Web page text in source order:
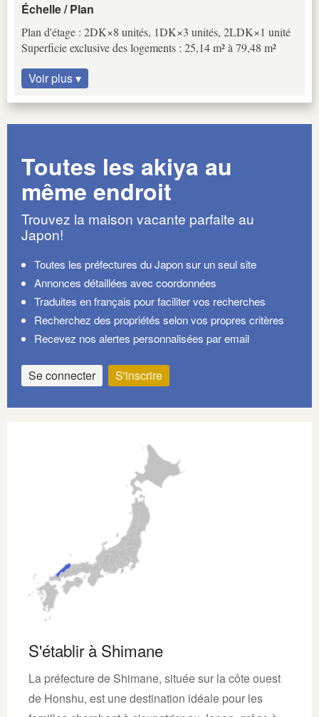
Échelle / Plan
Plan d'étage : 2DK×8 unités, 1DK×3 unités, 2LDK×1 unité
Superficie exclusive des logements : 25,14 m² à 79,48 m²
Voir plus ▾
Toutes les akiya au
même endroit
Trouvez la maison vacante parfaite au
Japon!
Toutes les préfectures du Japon sur un seul site
Annonces détaillées avec coordonnées
Traduites en français pour faciliter vos recherches
Recherchez des propriétés selon vos propres critères
Recevez nos alertes personnalisées par email
Se connecter S'inscrire
S'établir à Shimane
La préfecture de Shimane, située sur la côte ouest
de Honshu, est une destination idéale pour les